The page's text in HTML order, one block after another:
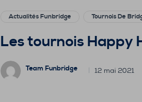
Actualités Funbridge Tournois De
Les tournois Happy
Team Funbridge 12 mai 2021